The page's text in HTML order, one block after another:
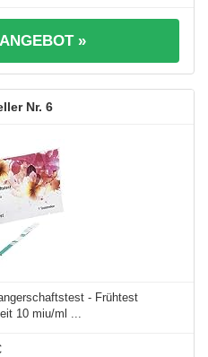
»
6
- Frühtest
10 miu/ml ...